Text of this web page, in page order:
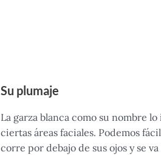
Su plumaje
La garza blanca como su nombre
ciertas áreas faciales. Podemos
corre por debajo de sus ojos y se